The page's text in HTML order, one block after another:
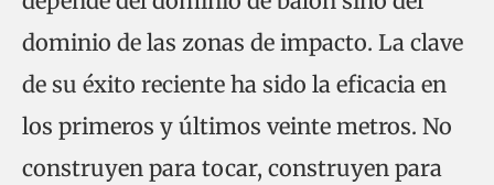
dominio de las zonas de impacto. La clave
de su éxito reciente ha sido la eficacia en
los primeros y últimos veinte metros. No
construyen para tocar, construyen para